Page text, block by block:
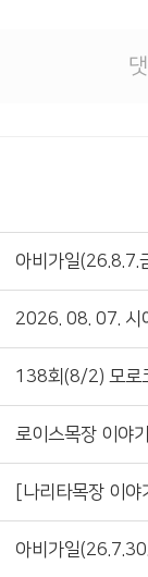
아비가일(26.8.7.
2026. 08. 07. 시
138회(8/2) 모로
로이스목장 이야
[나리타목장 이
아비가일